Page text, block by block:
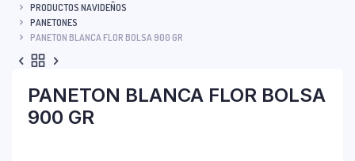
PRODUCTOS NAVIDEÑOS
PANETONES
PANETON BLANCA FLOR BOLSA 900 GR
PANETON BLANCA FLOR BOLSA
900 GR